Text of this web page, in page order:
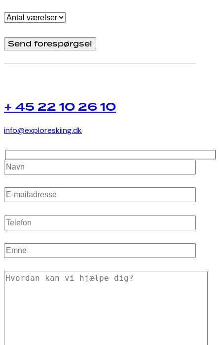
+ 45 22 10 26 10
info@exploreskiing.dk